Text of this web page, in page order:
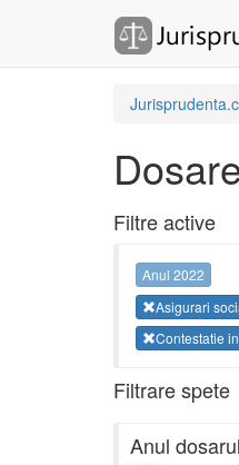
Filtre active
Anul 2022
Asigurari
Contestatie
Filtrare spete
Anul